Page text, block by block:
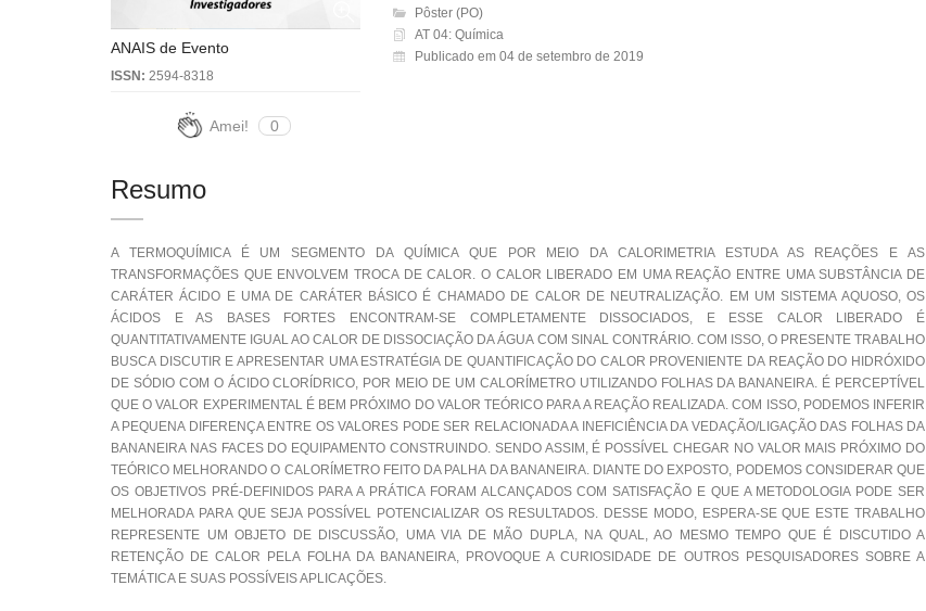
ANAIS de Evento
ISSN: 2594-8318
Amei! 0
Pôster (PO)
AT 04: Química
Publicado em 04 de setembro de 2019
Resumo
A TERMOQUÍMICA É UM SEGMENTO DA QUÍMICA QUE POR MEIO DA CALORIMETRIA ESTUDA AS REAÇÕES E AS
TRANSFORMAÇÕES QUE ENVOLVEM TROCA DE CALOR. O CALOR LIBERADO EM UMA REAÇÃO ENTRE UMA SUBSTÂNCIA DE
CARÁTER ÁCIDO E UMA DE CARÁTER BÁSICO É CHAMADO DE CALOR DE NEUTRALIZAÇÃO. EM UM SISTEMA AQUOSO, OS
ÁCIDOS E AS BASES FORTES ENCONTRAM-SE COMPLETAMENTE DISSOCIADOS, E ESSE CALOR LIBERADO É
QUANTITATIVAMENTE IGUAL AO CALOR DE DISSOCIAÇÃO DA ÁGUA COM SINAL CONTRÁRIO. COM ISSO, O PRESENTE TRABALHO
BUSCA DISCUTIR E APRESENTAR UMA ESTRATÉGIA DE QUANTIFICAÇÃO DO CALOR PROVENIENTE DA REAÇÃO DO HIDRÓXIDO
DE SÓDIO COM O ÁCIDO CLORÍDRICO, POR MEIO DE UM CALORÍMETRO UTILIZANDO FOLHAS DA BANANEIRA. É PERCEPTÍVEL
QUE O VALOR EXPERIMENTAL É BEM PRÓXIMO DO VALOR TEÓRICO PARA A REAÇÃO REALIZADA. COM ISSO, PODEMOS INFERIR
A PEQUENA DIFERENÇA ENTRE OS VALORES PODE SER RELACIONADA A INEFICIÊNCIA DA VEDAÇÃO/LIGAÇÃO DAS FOLHAS DA
BANANEIRA NAS FACES DO EQUIPAMENTO CONSTRUINDO. SENDO ASSIM, É POSSÍVEL CHEGAR NO VALOR MAIS PRÓXIMO DO
TEÓRICO MELHORANDO O CALORÍMETRO FEITO DA PALHA DA BANANEIRA. DIANTE DO EXPOSTO, PODEMOS CONSIDERAR QUE
OS OBJETIVOS PRÉ-DEFINIDOS PARA A PRÁTICA FORAM ALCANÇADOS COM SATISFAÇÃO E QUE A METODOLOGIA PODE SER
MELHORADA PARA QUE SEJA POSSÍVEL POTENCIALIZAR OS RESULTADOS. DESSE MODO, ESPERA-SE QUE ESTE TRABALHO
REPRESENTE UM OBJETO DE DISCUSSÃO, UMA VIA DE MÃO DUPLA, NA QUAL, AO MESMO TEMPO QUE É DISCUTIDO A
RETENÇÃO DE CALOR PELA FOLHA DA BANANEIRA, PROVOQUE A CURIOSIDADE DE OUTROS PESQUISADORES SOBRE A
TEMÁTICA E SUAS POSSÍVEIS APLICAÇÕES.